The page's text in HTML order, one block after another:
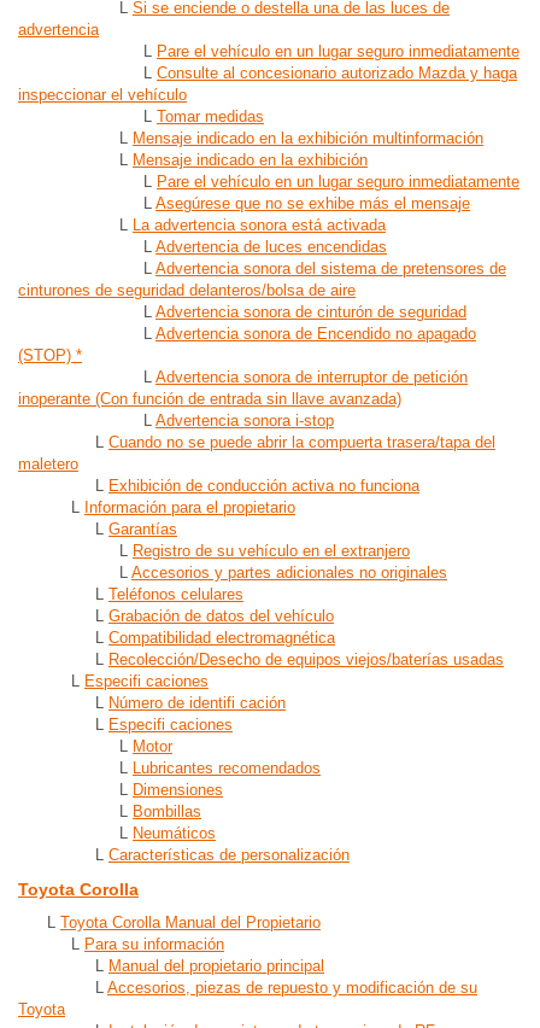
L Si se enciende o destella una de las luces de
advertencia
L Pare el vehículo en un lugar seguro inmediatamente
L Consulte al concesionario autorizado Mazda y haga
inspeccionar el vehículo
L Tomar medidas
L Mensaje indicado en la exhibición multinformación
L Mensaje indicado en la exhibición
L Pare el vehículo en un lugar seguro inmediatamente
L Asegúrese que no se exhibe más el mensaje
L La advertencia sonora está activada
L Advertencia de luces encendidas
L Advertencia sonora del sistema de pretensores de
cinturones de seguridad delanteros/bolsa de aire
L Advertencia sonora de cinturón de seguridad
L Advertencia sonora de Encendido no apagado
(STOP) *
L Advertencia sonora de interruptor de petición
inoperante (Con función de entrada sin llave avanzada)
L Advertencia sonora i-stop
L Cuando no se puede abrir la compuerta trasera/tapa del
maletero
L Exhibición de conducción activa no funciona
L Información para el propietario
L Garantías
L Registro de su vehículo en el extranjero
L Accesorios y partes adicionales no originales
L Teléfonos celulares
L Grabación de datos del vehículo
L Compatibilidad electromagnética
L Recolección/Desecho de equipos viejos/baterías usadas
L Especifi caciones
L Número de identifi cación
L Especifi caciones
L Motor
L Lubricantes recomendados
L Dimensiones
L Bombillas
L Neumáticos
L Características de personalización
Toyota Corolla
L Toyota Corolla Manual del Propietario
L Para su información
L Manual del propietario principal
L Accesorios, piezas de repuesto y modificación de su
Toyota